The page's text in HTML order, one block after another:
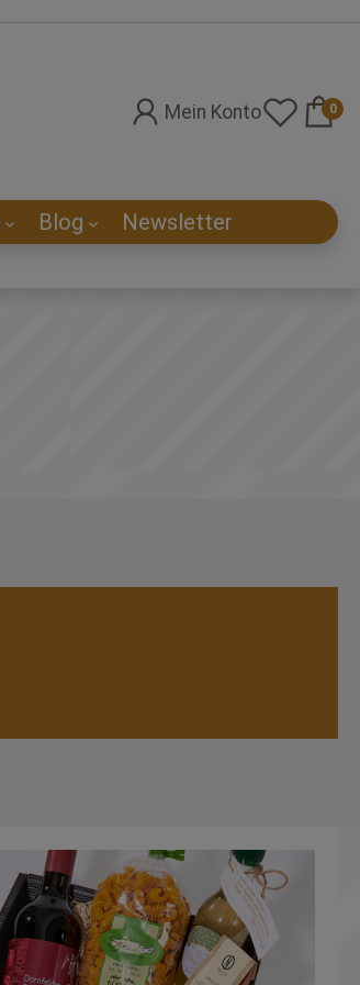
Mein Konto 0
Blog Newsletter